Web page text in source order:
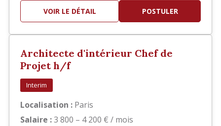
Administratif(ve) Polyvalent(e) afin
d'accompagner la direction dans la gestion
l'autonomie et le sens du service sont e…
VOIR LE DÉTAIL POSTULER
Architecte d'intérieur Chef de
Projet h/f
Interim
Localisation : Paris
Salaire :3 800 – 4 200 € / mois